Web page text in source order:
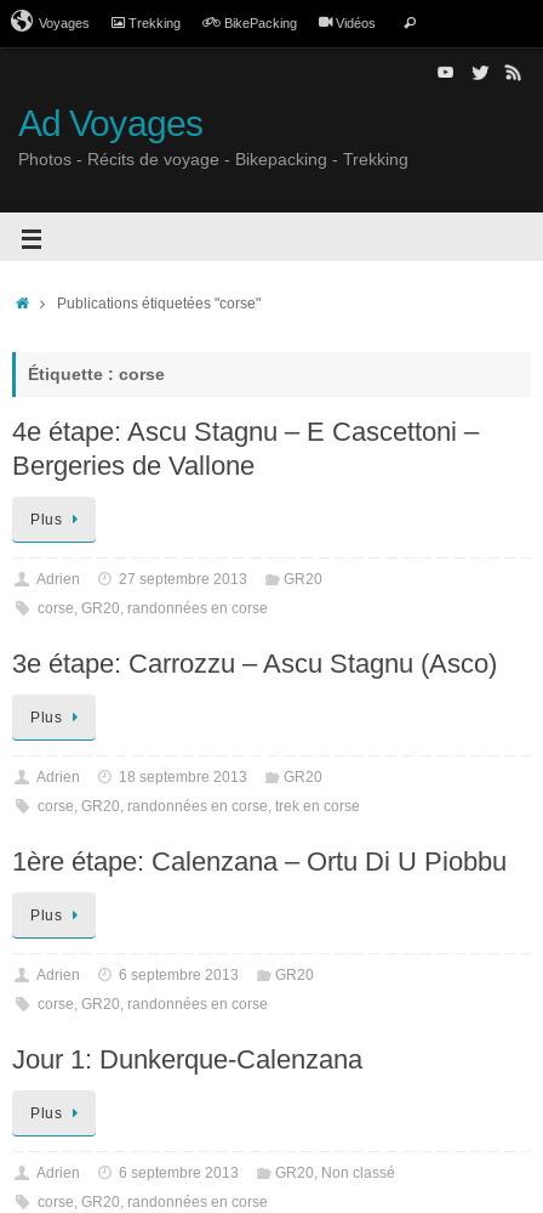
Voyages Trekking BikePacking Vidéos
Ad Voyages
Photos - Récits de voyage - Bikepacking - Trekking
Publications étiquetées "corse"
Étiquette : corse
4e étape: Ascu Stagnu – E Cascettoni –
Bergeries de Vallone
Plus
Adrien 27 septembre 2013
GR20
corse, GR20, randonnées en corse
3e étape: Carrozzu – Ascu Stagnu (Asco)
Plus
Adrien 18 septembre 2013
GR20
corse, GR20, randonnées en corse, trek en corse
1ère étape: Calenzana – Ortu Di U Piobbu
Plus
Adrien 6 septembre 2013
GR20
corse, GR20, randonnées en corse
Jour 1: Dunkerque-Calenzana
Plus
Adrien 6 septembre 2013 GR20, Non classé
corse, GR20, randonnées en corse